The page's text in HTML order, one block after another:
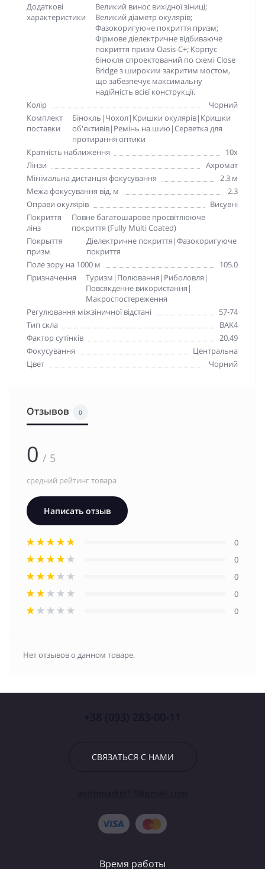
Додаткові
характеристики
Великий винос вихідної зіниці;
Великий діаметр окулярів;
Фазокоригуюче покриття призм;
Фірмове діелектричне відбиваюче
покриття призм Oasis-C+; Корпус
бінокля спроектований по схемі Close
Bridge з широким закритим мостом,
що забезпечує максимальну
надійність всієї конструкції.
Колір
Чорний
Комплект
поставки
Бінокль|Чохол|Кришки окулярів|Кришки
об'єктивів|Ремінь на шию|Серветка для
протирання оптики
Кратність наближення
10x
Лінзи
Ахромат
Мінімальна дистанція фокусування
2.3 м
Межа фокусування від, м
2.3
Оправи окулярів
Висувні
Покриття
лінз
Повне багатошарове просвітлююче
покриття (Fully Multi Coated)
Покрыття
призм
Діелектричне покриття|Фазокоригуюче
покриття
Поле зору на 1000 м
105.0
Призначення
Туризм|Полювання|Риболовля|
Повсякденне використання|
Макроспостереження
Регулювання міжзіничної відстані
57-74
Тип скла
BAK4
Фактор сутінків
20.49
Фокусування
Центральна
Цвет
Чорний
Отзывов 0
0 / 5
средний рейтинг товара
Написать отзыв
0
0
0
0
0
Нет отзывов о данном товаре.
СВЯЗАТЬСЯ С НАМИ
Время работы